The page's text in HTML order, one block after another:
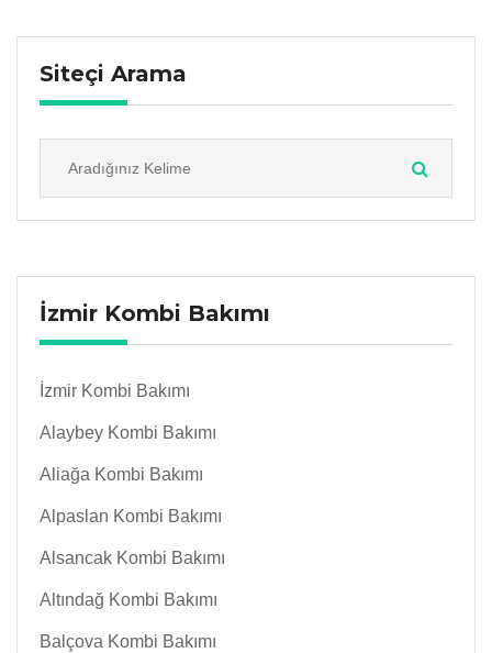
Siteçi Arama
İzmir Kombi Bakımı
İzmir Kombi Bakımı
Alaybey Kombi Bakımı
Aliağa Kombi Bakımı
Alpaslan Kombi Bakımı
Alsancak Kombi Bakımı
Altındağ Kombi Bakımı
Balçova Kombi Bakımı